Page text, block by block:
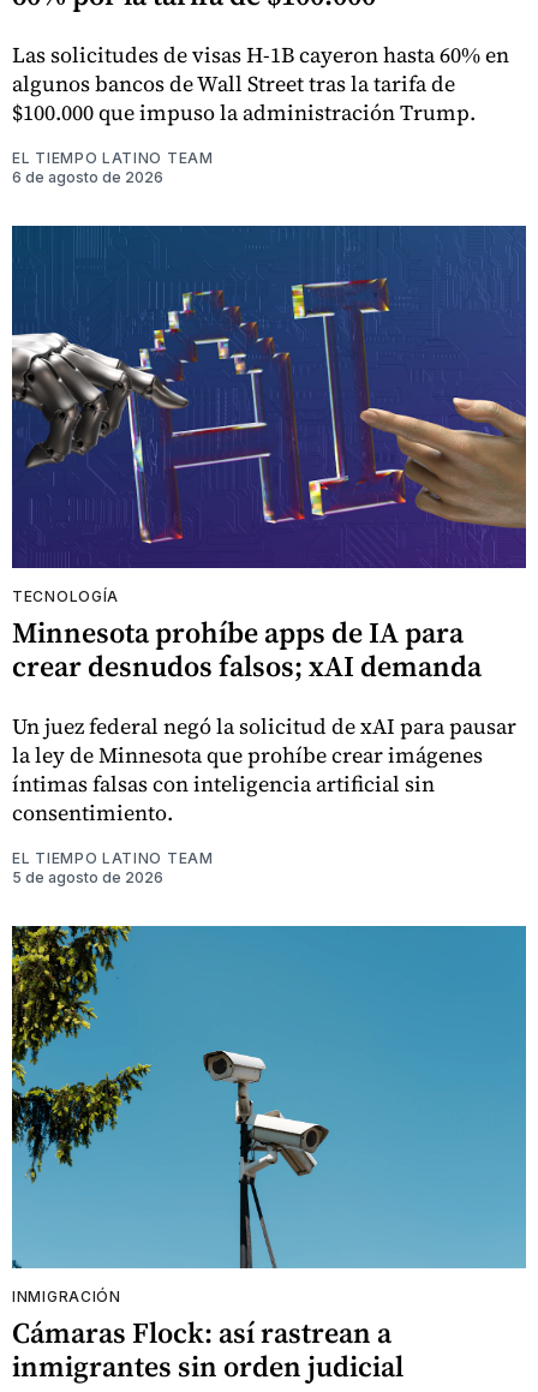
Las solicitudes de visas H-1B cayeron hasta 60% en
algunos bancos de Wall Street tras la tarifa de
$100.000 que impuso la administración Trump.
EL TIEMPO LATINO TEAM
6 de agosto de 2026
TECNOLOGÍA
Minnesota prohíbe apps de IA para
crear desnudos falsos; xAI demanda
Un juez federal negó la solicitud de xAI para pausar
la ley de Minnesota que prohíbe crear imágenes
íntimas falsas con inteligencia artificial sin
consentimiento.
EL TIEMPO LATINO TEAM
5 de agosto de 2026
INMIGRACIÓN
Cámaras Flock: así rastrean a
inmigrantes sin orden judicial